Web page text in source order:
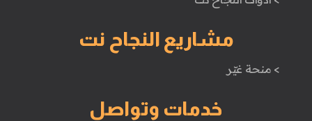
مشاريع النجاح نت
> منحة غيّر
خدمات وتواصل